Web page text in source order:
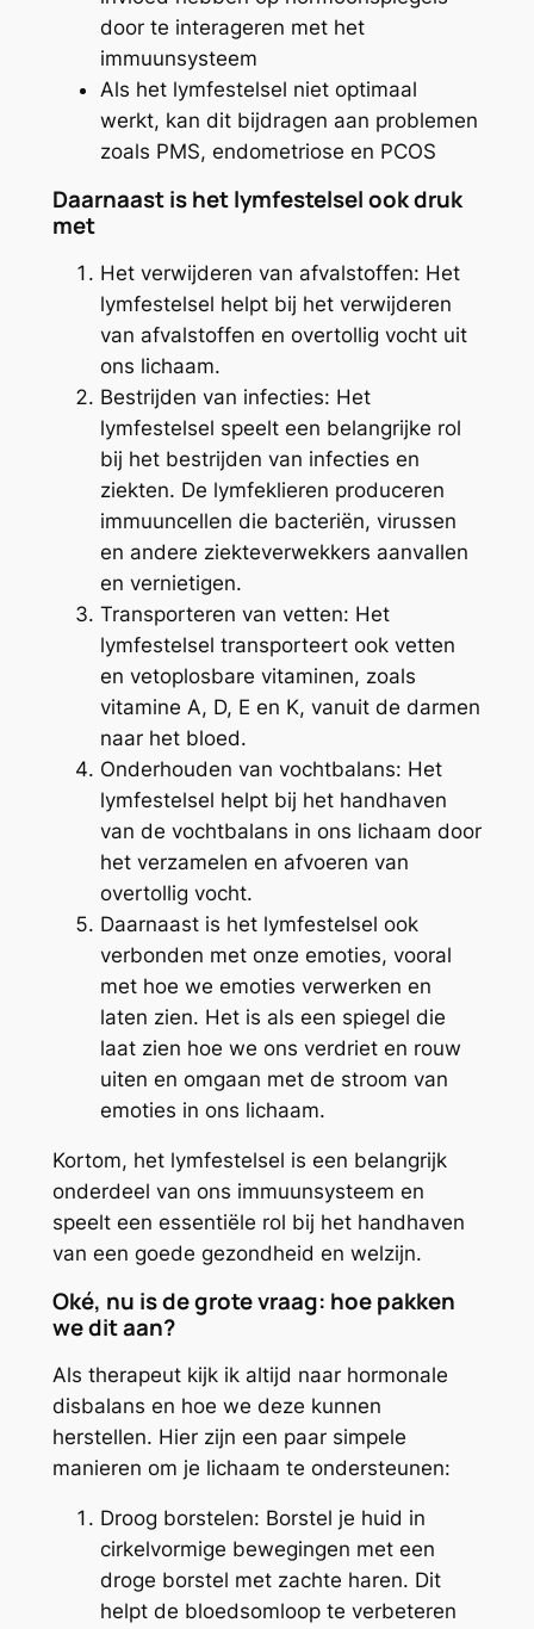
door te interageren met het
immuunsysteem
Als het lymfestelsel niet optimaal
werkt, kan dit bijdragen aan problemen
zoals PMS, endometriose en PCOS
Daarnaast is het lymfestelsel ook druk
met
Het verwijderen van afvalstoffen: Het
lymfestelsel helpt bij het verwijderen
van afvalstoffen en overtollig vocht uit
ons lichaam.
Bestrijden van infecties: Het
lymfestelsel speelt een belangrijke rol
bij het bestrijden van infecties en
ziekten. De lymfeklieren produceren
immuuncellen die bacteriën, virussen
en andere ziekteverwekkers aanvallen
en vernietigen.
Transporteren van vetten: Het
lymfestelsel transporteert ook vetten
en vetoplosbare vitaminen, zoals
vitamine A, D, E en K, vanuit de darmen
naar het bloed.
Onderhouden van vochtbalans: Het
lymfestelsel helpt bij het handhaven
van de vochtbalans in ons lichaam door
het verzamelen en afvoeren van
overtollig vocht.
Daarnaast is het lymfestelsel ook
verbonden met onze emoties, vooral
met hoe we emoties verwerken en
laten zien. Het is als een spiegel die
laat zien hoe we ons verdriet en rouw
uiten en omgaan met de stroom van
emoties in ons lichaam.
Kortom, het lymfestelsel is een belangrijk
onderdeel van ons immuunsysteem en
speelt een essentiële rol bij het handhaven
van een goede gezondheid en welzijn.
Oké, nu is de grote vraag: hoe pakken
we dit aan?
Als therapeut kijk ik altijd naar hormonale
disbalans en hoe we deze kunnen
herstellen. Hier zijn een paar simpele
manieren om je lichaam te ondersteunen:
Droog borstelen: Borstel je huid in
cirkelvormige bewegingen met een
droge borstel met zachte haren. Dit
helpt de bloedsomloop te verbeteren